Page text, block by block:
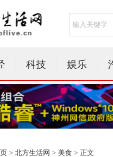
科技 娱乐
> 北方生活网 > 美食 > 正文